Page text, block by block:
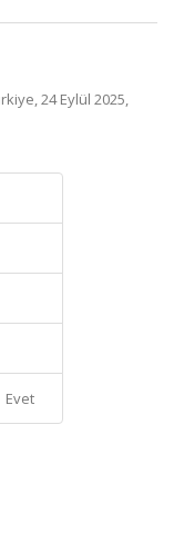
24 Eylül 2025,
Evet